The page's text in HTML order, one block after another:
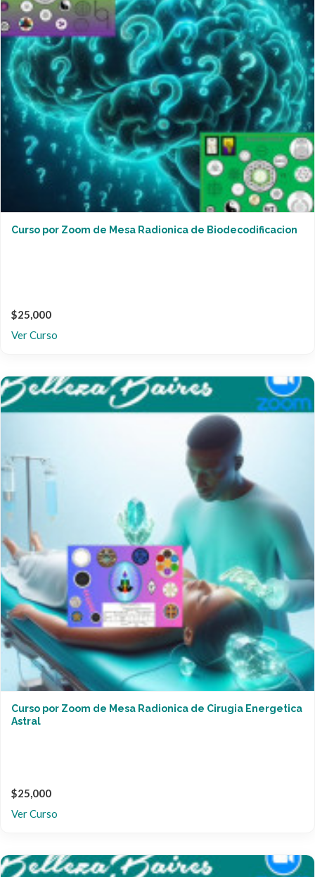
Curso por Zoom de Mesa Radionica de Biodecodificacion
$25,000
Ver Curso
Curso por Zoom de Mesa Radionica de Cirugia Energetica
Astral
$25,000
Ver Curso